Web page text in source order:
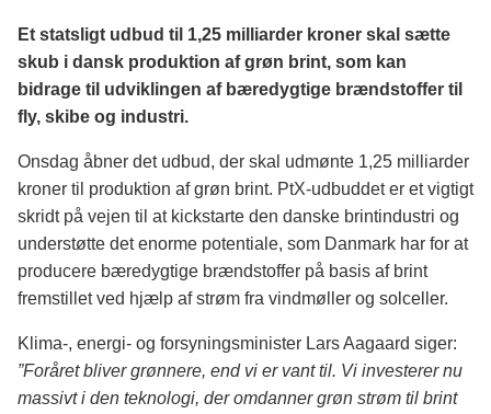
Et statsligt udbud til 1,25 milliarder kroner skal sætte
skub i dansk produktion af grøn brint, som kan
bidrage til udviklingen af bæredygtige brændstoffer til
fly, skibe og industri.
Onsdag åbner det udbud, der skal udmønte 1,25 milliarder
kroner til produktion af grøn brint. PtX-udbuddet er et vigtigt
skridt på vejen til at kickstarte den danske brintindustri og
understøtte det enorme potentiale, som Danmark har for at
producere bæredygtige brændstoffer på basis af brint
fremstillet ved hjælp af strøm fra vindmøller og solceller.
Klima-, energi- og forsyningsminister Lars Aagaard siger:
”Foråret bliver grønnere, end vi er vant til. Vi investerer nu
massivt i den teknologi, der omdanner grøn strøm til brint